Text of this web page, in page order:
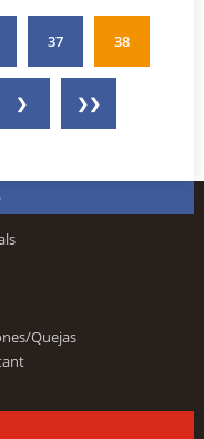
37 38
❯ ❯❯
Quejas